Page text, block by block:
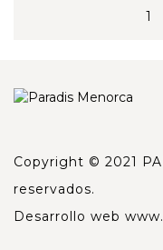
1
Copyright © 2021
reservados.
Desarrollo web